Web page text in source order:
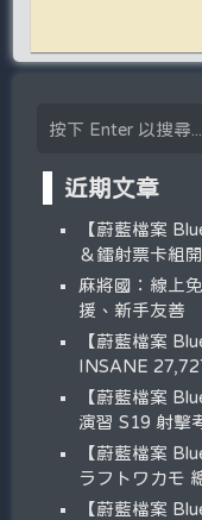
近期文章
【蔚藍檔案
＆鐳射票卡組
麻將國：線上
援、新手友善
【蔚藍檔案
INSANE
【蔚藍檔案
演習 S19 射擊
【蔚藍檔案
ラフトワカモ
【蔚藍檔案